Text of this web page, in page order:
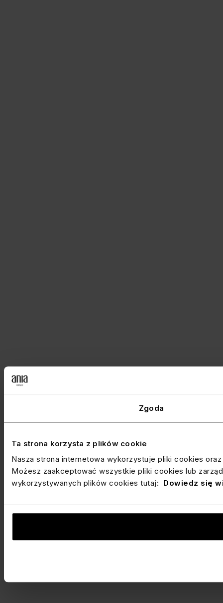
Zgoda
Ta strona korzysta z plików cookie
Nasza strona internetowa wykorzystuje pliki cookies
Możesz zaakceptować wszystkie pliki cookies lub
wykorzystywanych plików cookies tutaj: Dowiedz się